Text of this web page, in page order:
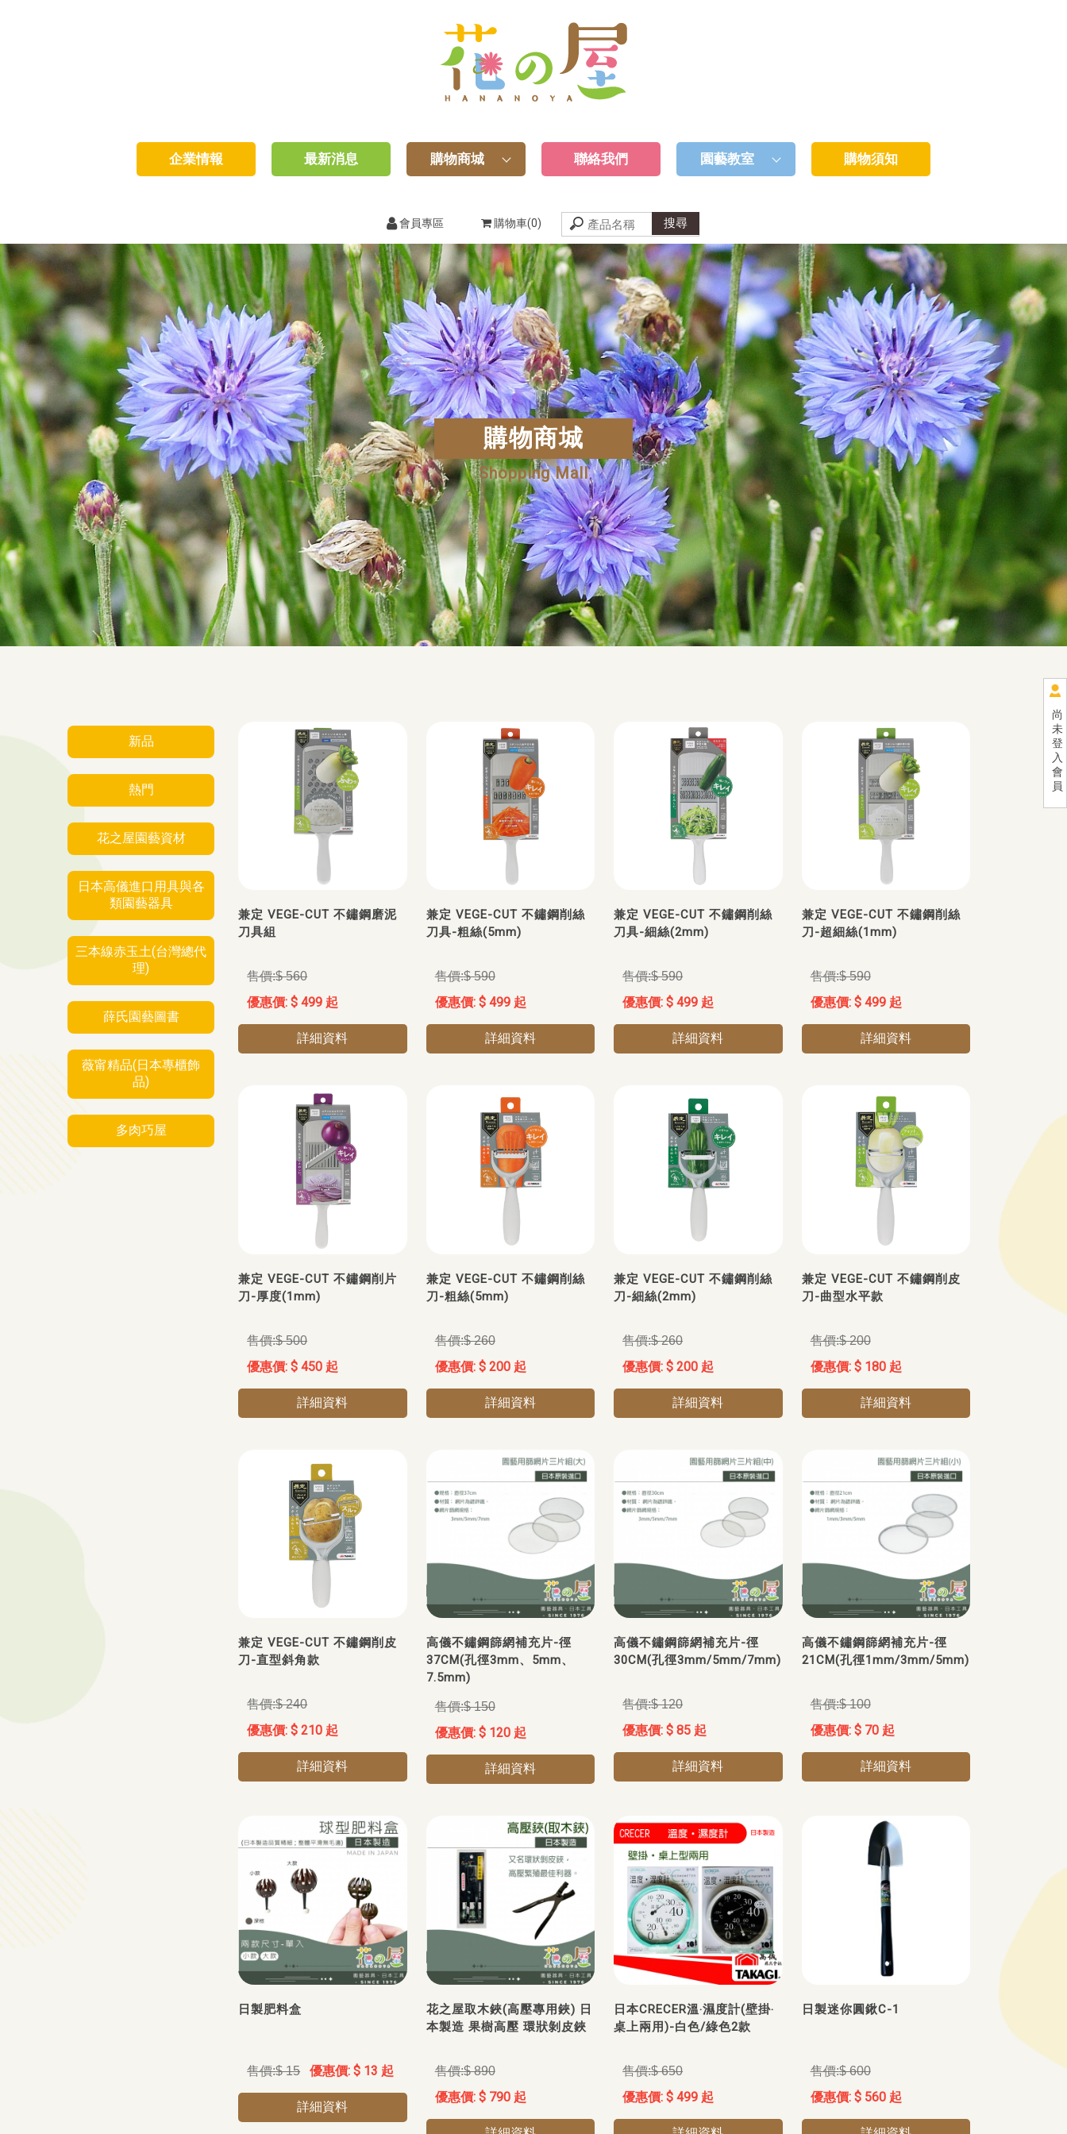
尚
未
登
入
會
員
企業情報 最新消息 購物商城 聯絡我們 園藝教室 購物須知
會員專區 購物車(0)
購物商城
Shopping Mall
新品
熱門
花之屋園藝資材
日本高儀進口用具與各
類園藝器具
三本線赤玉土(台灣總代
理)
薛氏園藝圖書
薇甯精品(日本專櫃飾
品)
多肉巧屋
兼定 VEGE-CUT 不鏽鋼磨泥
刀具組
$ 560
$ 499 起
詳細資料
兼定 VEGE-CUT 不鏽鋼削絲
刀具-粗絲(5mm)
$ 590
$ 499 起
詳細資料
兼定 VEGE-CUT 不鏽鋼削絲
刀具-細絲(2mm)
$ 590
$ 499 起
詳細資料
兼定 VEGE-CUT 不鏽鋼削絲
刀-超細絲(1mm)
$ 590
$ 499 起
詳細資料
兼定 VEGE-CUT 不鏽鋼削片
刀-厚度(1mm)
$ 500
$ 450 起
詳細資料
兼定 VEGE-CUT 不鏽鋼削絲
刀-粗絲(5mm)
$ 260
$ 200 起
詳細資料
兼定 VEGE-CUT 不鏽鋼削絲
刀-細絲(2mm)
$ 260
$ 200 起
詳細資料
兼定 VEGE-CUT 不鏽鋼削皮
刀-曲型水平款
$ 200
$ 180 起
詳細資料
兼定 VEGE-CUT 不鏽鋼削皮
刀-直型斜角款
$ 240
$ 210 起
詳細資料
高儀不鏽鋼篩網補充片-徑
37CM(孔徑3mm、5mm、
7.5mm)
$ 150
$ 120 起
詳細資料
高儀不鏽鋼篩網補充片-徑
30CM(孔徑3mm/5mm/7mm)
$ 120
$ 85 起
詳細資料
高儀不鏽鋼篩網補充片-徑
21CM(孔徑1mm/3mm/5mm)
$ 100
$ 70 起
詳細資料
日製肥料盒
$ 15 $ 13 起
詳細資料
花之屋取木鋏(高壓專用鋏) 日
本製造 果樹高壓 環狀剝皮鋏
$ 890
$ 790 起
日本CRECER溫‧濕度計(壁掛‧
桌上兩用)-白色/綠色2款
$ 650
$ 499 起
日製迷你圓鍬C-1
$ 600
$ 560 起